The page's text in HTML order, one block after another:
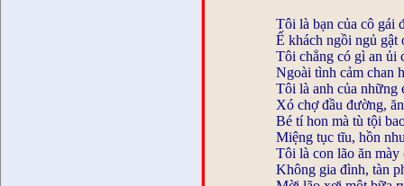
Tôi là bạn của cô gái
Ế khách ngồi ngủ gật
Tôi chẳng có gì an ủi
Ngoài tình cảm chan
Tôi là anh của những
Xó chợ đầu đường,
Bé tí hon mà tù tội
Miệng tục tĩu, hồn
Tôi là con lão ăn mày
Không gia đình, tàn